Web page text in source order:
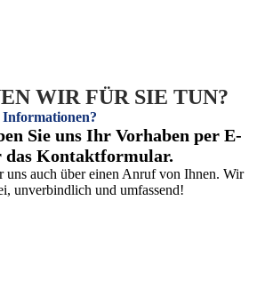
WIR FÜR SIE TUN?
Informationen?
Sie uns Ihr Vorhaben per E-
das Kontakt­formular.
auch über einen Anruf von Ihnen. Wir
unverbindlich und umfassend!